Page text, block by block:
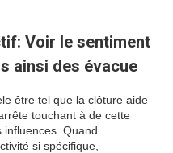
Voir le sentiment
ainsi des évacue
être tel que la clôture aide
touchant à de cette
influences. Quand
si spécifique,